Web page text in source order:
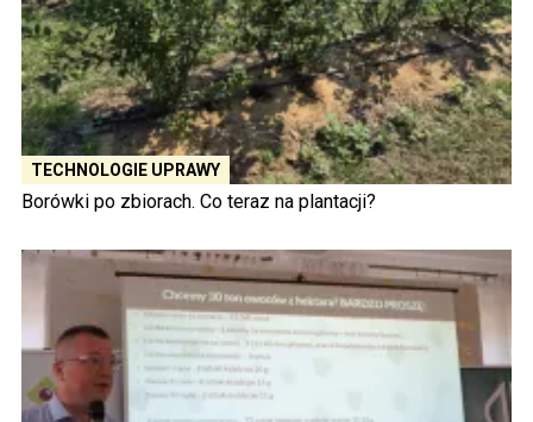
TECHNOLOGIE UPRAWY
Borówki po zbiorach. Co teraz na plantacji?